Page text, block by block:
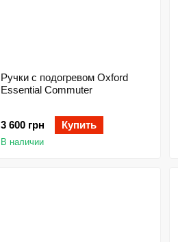
Ручки с подогревом Oxford
Essential Commuter
3 600 грн Купить
В наличии